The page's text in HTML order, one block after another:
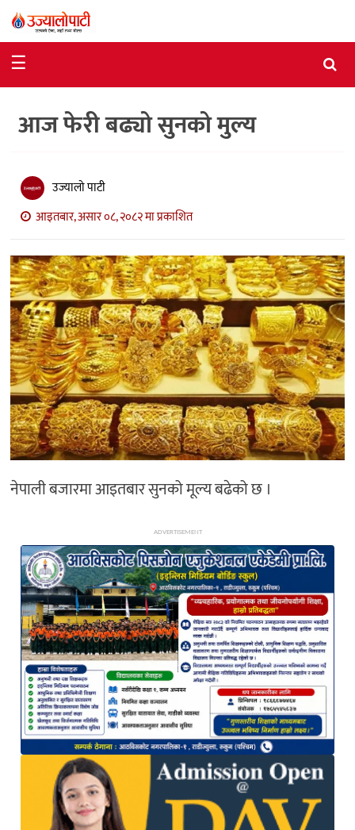
राजनीति
विशेष
विचार
अन्तर्वार्ता
मनोरञ्जन
विज्ञान
प्रविधि
खेलकुद
अन्य
☰
आज फेरी बढ्यो सुनको मुल्य
उज्यालो पाटी
आइतबार, असार ०८, २०८२ मा प्रकाशित
नेपाली बजारमा आइतबार सुनको मूल्य बढेको छ ।
ADVERTISEMENT